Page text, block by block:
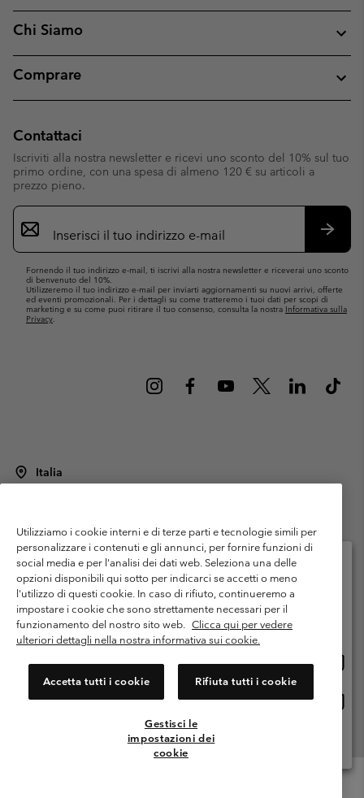
Chi Siamo
Comprare
Contattaci
Iscriviti alla nostra newsletter e ricevi uno sconto del 10% sul tuo
primo ordine, con una spesa di almeno 120 € su articoli a
prezzo pieno.
Iscrizione
e-
mail
Fornendo il tuo indirizzo e-mail, ti iscrivi alla nostra newsletter e riceverai uno sconto
di benvenuto del 10%.
Utilizzeremo il tuo indirizzo e-mail per inviarti aggiornamenti su nuovi arrivi, offerte
ed eventi promozionali. Per i dettagli su come tratteremo i tuoi dati per scopi di
marketing e su come puoi ritirare il tuo consenso, consulta la nostra Informativa sulla
Privacy.
Italia
Termini di utilizzo
Condizioni Generali di Venditaa
Garanzia
Politica sulla privacy
Termini e condizioni del programma di membership
Condizioni di utilizzo dei contenuti generati dagli utenti
Impressum
Cookies
Public CBCR
Servizio clienti: Lun. - ven. 9:00 - 13:00 & 14:00- 18:00
(+)390694804176
Utilizziamo i cookie interni e di terze parti e tecnologie simili per
personalizzare i contenuti e gli annunci, per fornire funzioni di
social media e per l'analisi dei dati web. Seleziona una delle
opzioni disponibili qui sotto per indicarci se accetti o meno
l'utilizzo di questi cookie. In caso di rifiuto, continueremo a
impostare i cookie che sono strettamente necessari per il
funzionamento del nostro sito web. Clicca qui per vedere
ulteriori dettagli nella nostra informativa sui cookie.
Accetta tutti i cookie Rifiuta tutti i cookie
Gestisci le
impostazioni dei
cookie
Seleziona il paese di spedizione e la lingua
Shopping online disponibile
online
Italia
online
Visualizza Tutti I Paesi